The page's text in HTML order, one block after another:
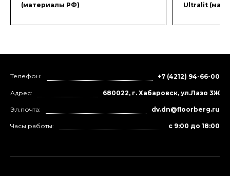
(материалы РФ)
Ultralit
Телефон: +7 (4212) 94-66-00
Адрес: 680022, г. Хабаровск, ул.Лазо 3Ж
Эл.почта: dv.dn@floorberg.ru
Часы работы: с 9:00 до 18:00